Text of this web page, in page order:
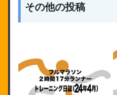
その他の投稿